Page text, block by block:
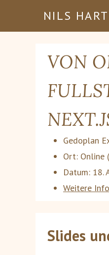
NILS
VON
Gedoplan
Ort: Online
Datum: 18.
Weitere
Slides